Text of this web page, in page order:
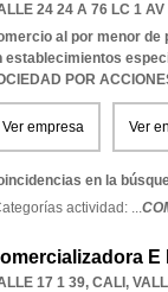
24 24 A 76 LC 1 AV
al por menor
establecimientos
POR
Ver empresa Ver
en la
actividad: ...
E
17 1 39, CALI ,